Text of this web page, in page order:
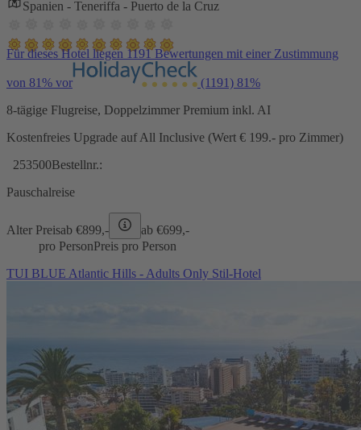
Spanien - Teneriffa - Puerto de la Cruz
Für dieses Hotel liegen 1191 Bewertungen mit einer Zustimmung
von 81% vor (1191) 81%
8-tägige Flugreise, Doppelzimmer Premium inkl. AI
Kostenfreies Upgrade auf All Inclusive (Wert € 199.- pro Zimmer)
253500Bestellnr.:
Pauschalreise
Alter Preisab €899,- ab €699,-
pro PersonPreis pro Person
TUI BLUE Atlantic Hills - Adults Only Stil-Hotel